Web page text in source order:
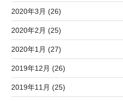
2020年3月 (26)
2020年2月 (25)
2020年1月 (27)
2019年12月 (26)
2019年11月 (25)